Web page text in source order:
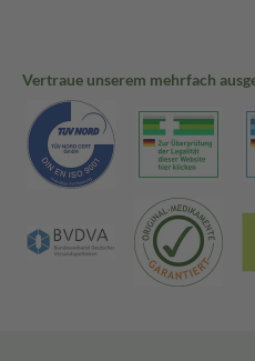
Vertraue unserem mehrfach